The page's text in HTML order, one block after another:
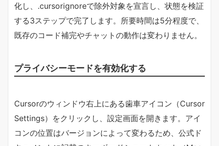
化し、.cursorignoreで除外対象を宣言し、状態を検証
する3ステップで完了します。所要時間は5分程度で、
既存のコード補完やチャットの動作は変わりません。
プライバシーモードを有効化する
Cursorのウィンドウ右上にある歯車アイコン（Cursor
Settings）をクリックし、設定画面を開きます。アイ
コンの位置はバージョンによって変わるため、公式ド